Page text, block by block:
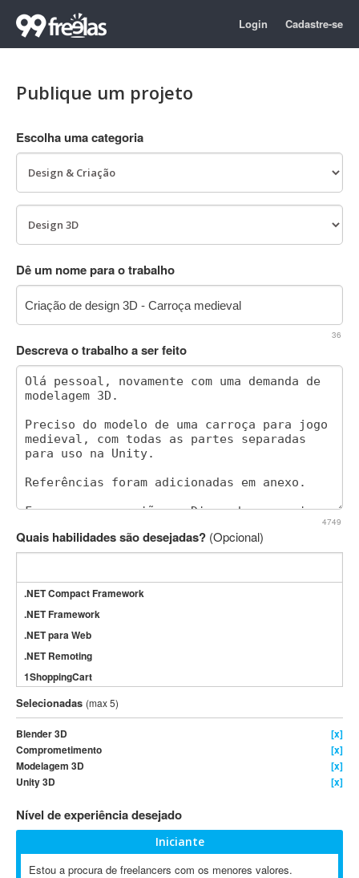
Login Cadastre-se
Publique um projeto
Escolha uma categoria
Dê um nome para o trabalho
36
Descreva o trabalho a ser feito
4749
Quais habilidades são desejadas? (Opcional)
.NET Compact Framework
.NET Framework
.NET para Web
.NET Remoting
1ShoppingCart
3DS Max
3GSM
4D Dimension
802.11
A&P
A2Billing
Ab Initio
Selecionadas (max 5)
Blender 3D
[x]
Comprometimento
[x]
Modelagem 3D
[x]
Unity 3D
[x]
Nível de experiência desejado
Iniciante
Estou a procura de freelancers com os menores valores.